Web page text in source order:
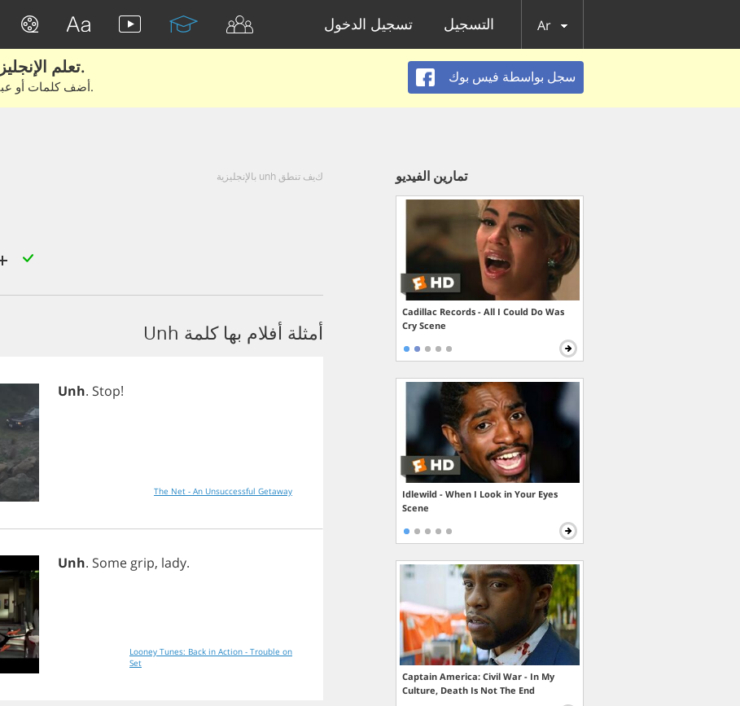
تسجيل الدخول التسجيل Ar
تعلم الإنجليزية الحقيقية من الأفلام والكتب.
أضف كلمات أو عبارات للتعلم والتدريب مع متعلمين آخرين.
سجل بواسطة فيس بوك
كيف تنطق unh بالإنجليزية
أمثلة أفلام بها كلمة Unh
Unh. Stop!
The Net - An Unsuccessful Getaway
Unh. Some grip, lady.
Looney Tunes: Back in Action - Trouble on
Set
تمارين الفيديو
Cadillac Records - All I Could Do Was
Cry Scene
Idlewild - When I Look in Your Eyes
Scene
Captain America: Civil War - In My
Culture, Death Is Not The End